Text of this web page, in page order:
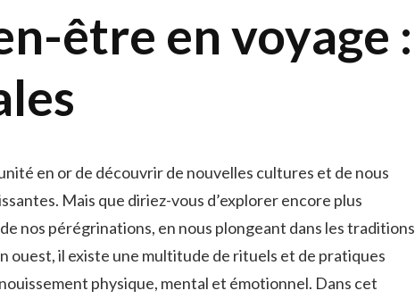
être en voyage :
en ⁤or de découvrir de nouvelles‍ cultures ⁢et de nous
Mais que diriez-vous‍ d’explorer encore plus
nos pérégrinations, en nous ⁣plongeant dans les traditions
ouest, il‌ existe⁢ une ‍multitude de⁣ rituels et de pratiques
physique, mental​ et émotionnel. ⁣Dans cet